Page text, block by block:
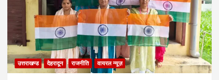
उत्तराखण्ड देहरादून राजनीति वायरल न्यूज़